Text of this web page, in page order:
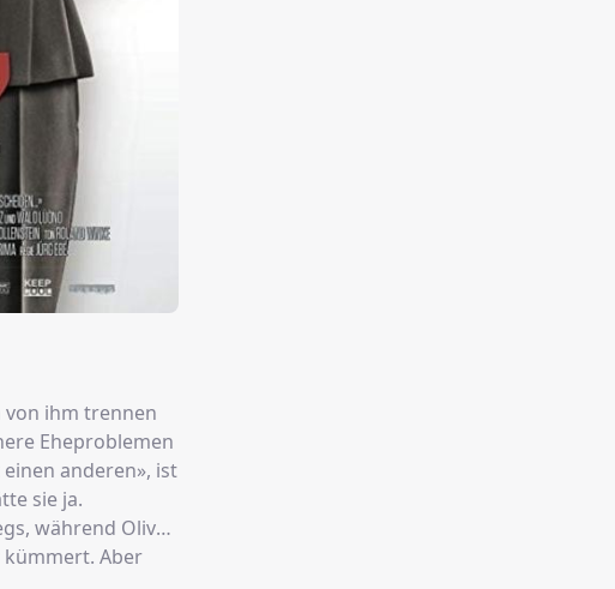
von ihm trennen
Eheproblemen
anderen», ist
sie ja.
während Oliver
kümmert. Aber